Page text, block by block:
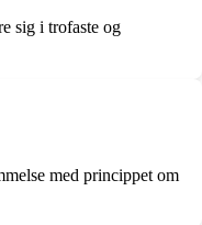
sig i trofaste og
med princippet om